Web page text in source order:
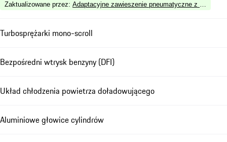
Zaktualizowane przez: Adaptacyjne zawieszenie pneumatyczne z
Turbosprężarki mono-scroll
Bezpośredni wtrysk benzyny (DFI)
Układ chłodzenia powietrza doładowującego
Aluminiowe głowice cylindrów